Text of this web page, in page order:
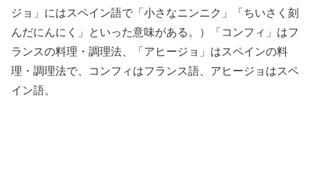
ジョ」にはスペイン語で「小さなニンニク」「ちいさく刻
んだにんにく」といった意味がある。）「コンフィ」はフ
ランスの料理・調理法、「アヒージョ」はスペインの料
理・調理法で、コンフィはフランス語、アヒージョはスペ
イン語。